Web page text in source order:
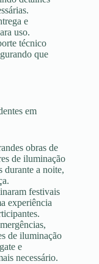
e
uso.
técnico
que
em
obras de
de iluminação
durante a noite,
festivais
experiência
de iluminação
e
necessário.